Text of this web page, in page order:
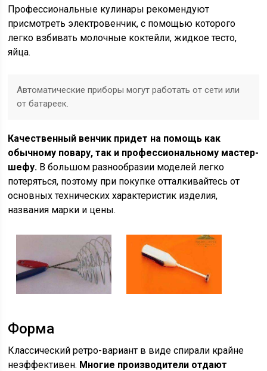
Профессиональные кулинары рекомендуют
присмотреть электровенчик, с помощью которого
легко взбивать молочные коктейли, жидкое тесто,
яйца.
Автоматические приборы могут работать от сети или
от батареек.
Качественный венчик придет на помощь как
обычному повару, так и профессиональному мастер-
шефу. В большом разнообразии моделей легко
потеряться, поэтому при покупке отталкивайтесь от
основных технических характеристик изделия,
названия марки и цены.
Форма
Классический ретро-вариант в виде спирали крайне
неэффективен. Многие производители отдают